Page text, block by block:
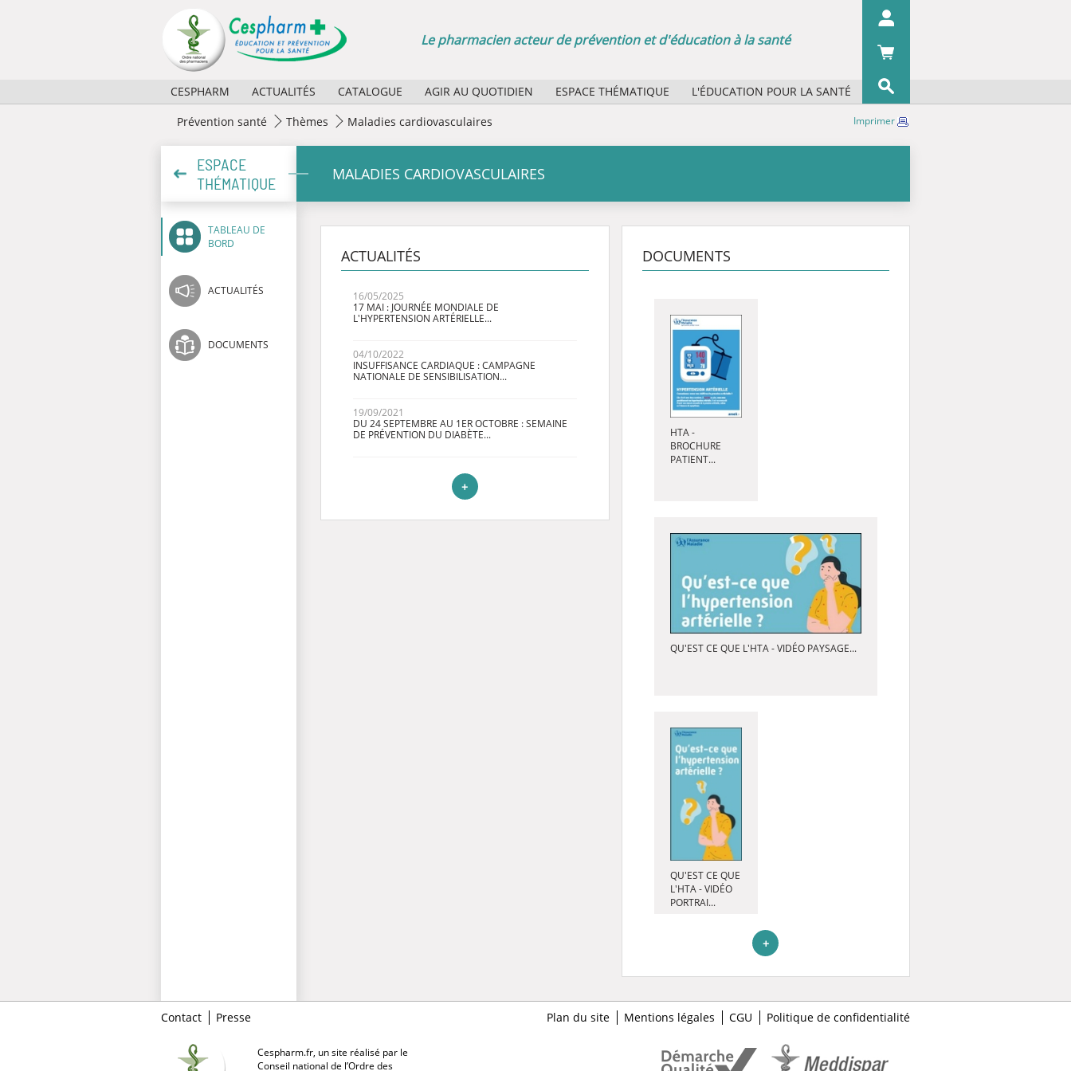
Le pharmacien acteur de prévention et d'éducation à la santé
CESPHARM
Missions
Règlement et composition
Historique
ACTUALITÉS
2026
2024
CATALOGUE
AGIR AU QUOTIDIEN
Sélection d'affiches papier
La minute santé publique : des boucles vidéo pour vos écrans
ESPACE THÉMATIQUE
L'ÉDUCATION POUR LA SANTÉ
Prévention santé Thèmes Maladies cardiovasculaires Imprimer
ESPACE
THÉMATIQUE
MALADIES CARDIOVASCULAIRES
TABLEAU DE
BORD
ACTUALITÉS
DOCUMENTS
ACTUALITÉS
16/05/2025
17 MAI : JOURNÉE MONDIALE DE
L'HYPERTENSION ARTÉRIELLE...
04/10/2022
INSUFFISANCE CARDIAQUE : CAMPAGNE
NATIONALE DE SENSIBILISATION...
19/09/2021
DU 24 SEPTEMBRE AU 1ER OCTOBRE : SEMAINE
DE PRÉVENTION DU DIABÈTE...
+
DOCUMENTS
HTA -
BROCHURE
PATIENT...
QU'EST CE QUE L'HTA - VIDÉO PAYSAGE...
QU'EST CE QUE
L'HTA - VIDÉO
PORTRAI...
+
Contact Presse Plan du site Mentions légales CGU Politique de confidentialité
Cespharm.fr, un site réalisé par le
Conseil national de l’Ordre des